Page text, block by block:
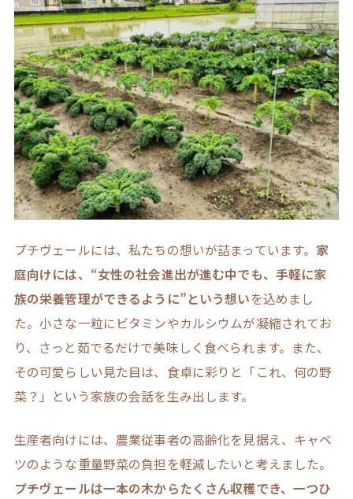
プチヴェールには、私たちの想いが詰まっています。 家
庭向けには、“女性の社会進出が進む中でも、手軽に家
族の栄養管理ができるように”という想いを込めまし
た。小さな一粒にビタミンやカルシウムが凝縮されてお
り、さっと茹でるだけで美味しく食べられます。また、
その可愛らしい見た目は、食卓に彩りと「これ、何の野
菜？」という家族の会話を生み出します。
生産者向けには、農業従事者の高齢化を見据え、キャベ
ツのような重量野菜の負担を軽減したいと考えました。
プチヴェールは一本の木からたくさん収穫でき、一つひ